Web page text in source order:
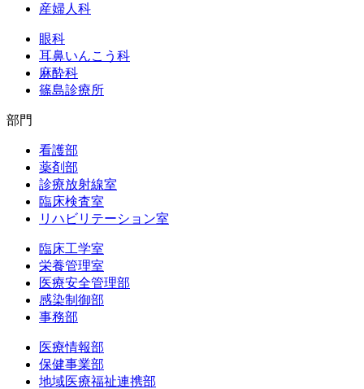
産婦人科
眼科
耳鼻いんこう科
麻酔科
篠島診療所
部門
看護部
薬剤部
診療放射線室
臨床検査室
リハビリテーション室
臨床工学室
栄養管理室
医療安全管理部
感染制御部
事務部
医療情報部
保健事業部
地域医療福祉連携部